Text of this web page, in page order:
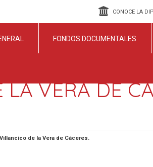
CONOCE LA
FONDOS DOCUMENTALES
VERA DE
Villancico de la Vera de Cáceres.